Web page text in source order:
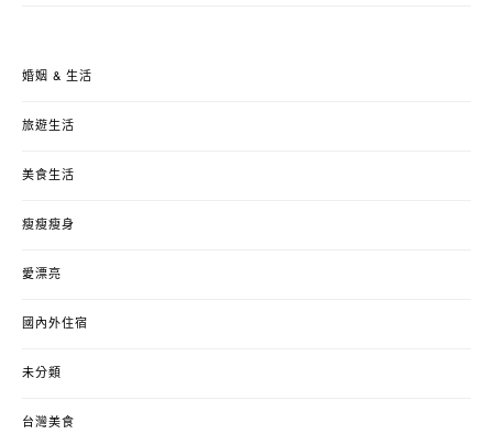
婚姻 & 生活
旅遊生活
美食生活
瘦瘦瘦身
愛漂亮
國內外住宿
未分類
台灣美食